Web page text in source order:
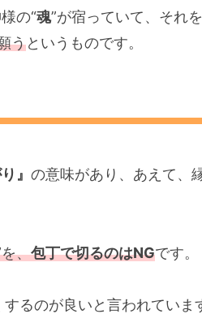
の“魂”が宿っていて、それ
うというものです。
』 の意味があり、あえて、
を、包丁で切るのはNGです。
るのが良いと言われていま